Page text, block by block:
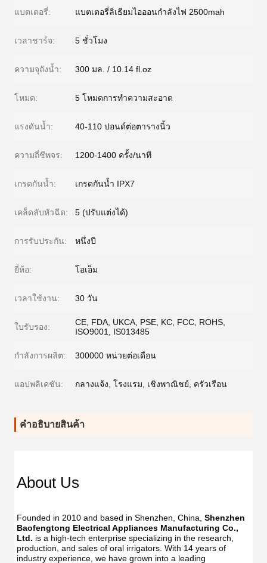
แบตเตอรี่: แบตเตอรี่ลิเธียมไอออนกำลังไฟ 2500mah
เวลาชาร์จ: 5 ชั่วโมง
ความจุถังน้ำ: 300 มล. / 10.14 fl.oz
โหมด: 5 โหมดการทำความสะอาด
แรงดันน้ำ: 40-110 ปอนด์ต่อตารางนิ้ว
ความถี่ชีพจร: 1200-1400 ครั้ง/นาที
เกรดกันน้ำ: เกรดกันน้ำ IPX7
เคล็ดลับหัวฉีด: 5 (ปรับแต่งได้)
การรับประกัน: หนึ่งปี
ยี่ห้อ: โอเอ็ม
เวลาใช้งาน: 30 วัน
ใบรับรอง:
CE, FDA, UKCA, PSE, KC, FCC, ROHS,
ISO9001, IS013485
กำลังการผลิต: 300000 หน่วยต่อเดือน
แอปพลิเคชัน: กลางแจ้ง, โรงแรม, เชิงพาณิชย์, ครัวเรือน
คําอธิบายสินค้า
USB
IPX7
USB
IPX7
About Us
Founded in 2010 and based in Shenzhen, China, Shenzhen
Baofengtong Electrical Appliances Manufacturing Co.,
Ltd. is a high-tech enterprise specializing in the research,
production, and sales of oral irrigators. With 14 years of
industry experience, we have grown into a leading